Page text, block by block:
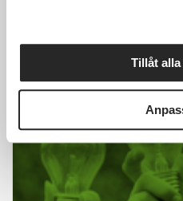
Tillåt
Läs mer och anmäl